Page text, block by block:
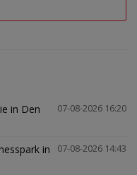
07-08-2026 16:20
in Den
07-08-2026 14:43
in